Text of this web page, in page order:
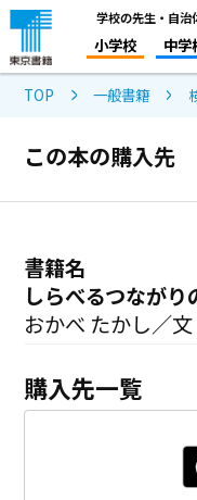
学校の先生・自治
小学校 中学
TOP 一般書籍
この本の購入先
書籍名
しらべるつながり
おかべ たかし／
購入先一覧